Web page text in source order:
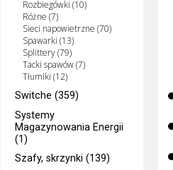
Rozbiegówki (10)
Różne (7)
Sieci napowietrzne (70)
Spawarki (13)
Splittery (79)
Tacki spawów (7)
Tłumiki (12)
Switche (359)
Systemy
Magazynowania Energii
(1)
Szafy, skrzynki (139)